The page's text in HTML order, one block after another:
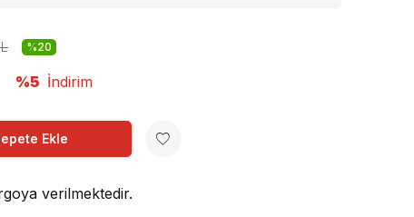
%20
%5 İndirim
Ekle
verilmektedir.